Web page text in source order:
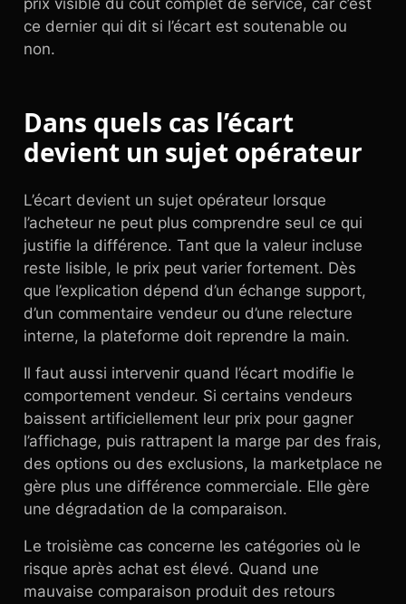
prix visible du coût complet de service, car c’est
ce dernier qui dit si l’écart est soutenable ou
non.
Dans quels cas l’écart
devient un sujet opérateur
L’écart devient un sujet opérateur lorsque
l’acheteur ne peut plus comprendre seul ce qui
justifie la différence. Tant que la valeur incluse
reste lisible, le prix peut varier fortement. Dès
que l’explication dépend d’un échange support,
d’un commentaire vendeur ou d’une relecture
interne, la plateforme doit reprendre la main.
Il faut aussi intervenir quand l’écart modifie le
comportement vendeur. Si certains vendeurs
baissent artificiellement leur prix pour gagner
l’affichage, puis rattrapent la marge par des frais,
des options ou des exclusions, la marketplace ne
gère plus une différence commerciale. Elle gère
une dégradation de la comparaison.
Le troisième cas concerne les catégories où le
risque après achat est élevé. Quand une
mauvaise comparaison produit des retours